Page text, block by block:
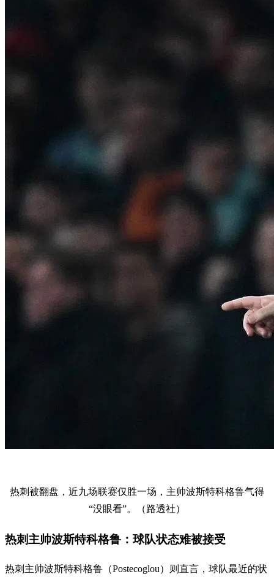
热刺被翻盘，近九场联赛仅胜一场，主帅波斯特科格鲁气得
“没眼看”。（路透社）
热刺主帅波斯特科格鲁：球队状态难被接受
热刺主帅波斯特科格鲁（Postecoglou）则直言，球队最近的状